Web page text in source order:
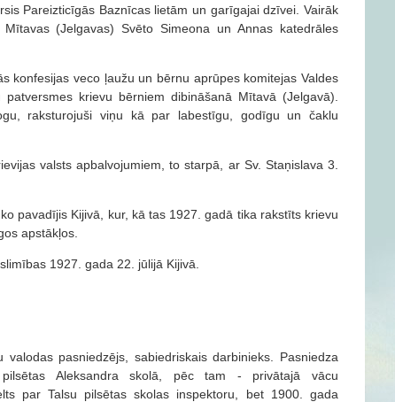
Pareizticīgās Baznīcas lietām un garīgajai dzīvei. Vairāk
(Jelgavas) Svēto Simeona un Annas katedrāles
konfesijas veco ļaužu un bērnu aprūpes komitejas Valdes
krievu bērniem dibināšanā Mītavā (Jelgavā).
raksturojuši viņu kā par labestīgu, godīgu un čaklu
valsts apbalvojumiem, to starpā, ar Sv. Staņislava 3.
pavadījis Kijivā, kur, kā tas 1927. gadā tika rakstīts krievu
apstākļos.
1927. gada 22. jūlijā Kijivā.
pasniedzējs, sabiedriskais darbinieks. Pasniedza
Aleksandra skolā, pēc tam - privātajā vācu
par Talsu pilsētas skolas inspektoru, bet 1900. gada